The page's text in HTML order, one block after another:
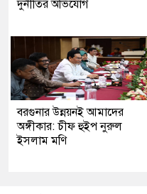
দুর্নীতির অভিযোগ
বরগুনার উন্নয়নই আমাদের
অঙ্গীকার: চীফ হুইপ নুরুল
ইসলাম মণি